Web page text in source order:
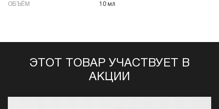
ОБЪЁМ 10 мл
ЭТОТ ТОВАР УЧАСТВУЕТ В
АКЦИИ